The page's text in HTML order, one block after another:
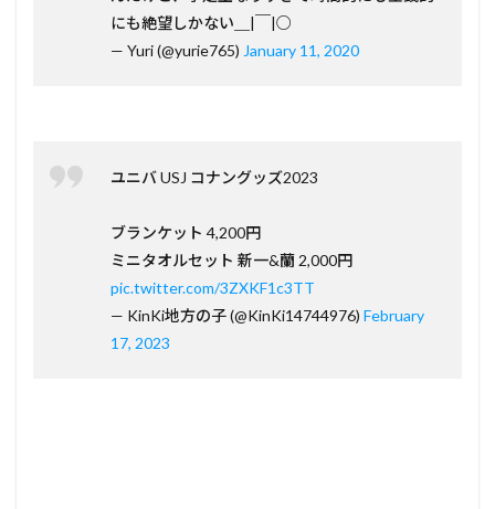
にも絶望しかない＿|￣|○
— Yuri (@yurie765) January 11, 2020
ユニバ USJ コナングッズ2023
ブランケット 4,200円
ミニタオルセット 新一&蘭 2,000円
pic.twitter.com/3ZXKF1c3TT
— KinKi地方の子 (@KinKi14744976) February
17, 2023